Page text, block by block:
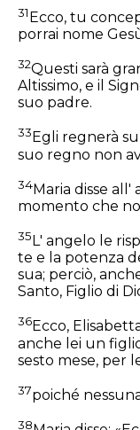
31Ecco, tu
porrai nome
32Questi sarà
Altissimo, e il
suo padre.
33 Egli regnerà
suo regno non
34Maria disse all'
momento che
35 L' angelo le
te e la potenza
sua; perciò,
Santo, Figlio di
36Ecco,
anche lei un
sesto mese, per
37poiché
38